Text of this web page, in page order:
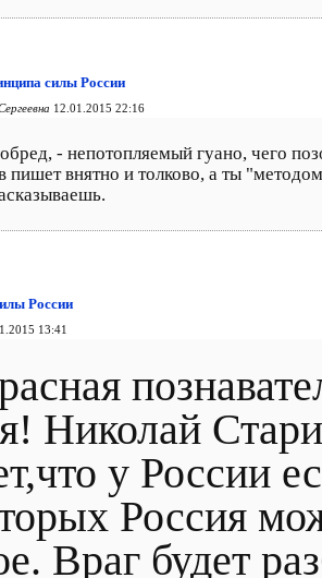
силы России
12.01.2015 22:16
- непотопляемый гуано, чего
пишет внятно и толково, а ты
России
13:41
Николай
у России
Россия
Враг будет